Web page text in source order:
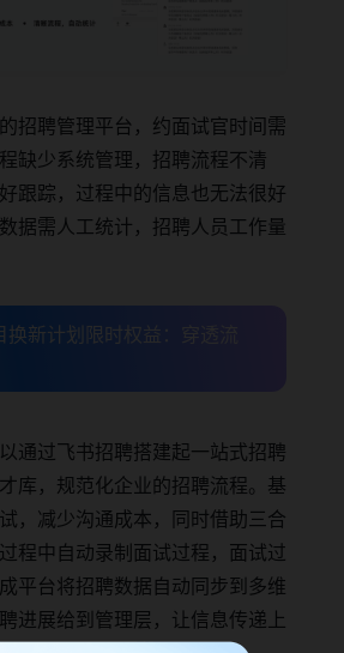
招聘管理平台，约面试官时间需
缺少系统管理，招聘流程不清
跟踪，过程中的信息也无法很好
据需人工统计，招聘人员工作量
换新计划限时权益：穿透流
通过飞书招聘搭建起一站式招聘
库，规范化企业的招聘流程。基
，减少沟通成本，同时借助三合
程中自动录制面试过程，面试过
平台将招聘数据自动同步到多维
进展给到管理层，让信息传递上